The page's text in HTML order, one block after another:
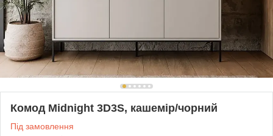
Комод Midnight 3D3S, кашемір/чорний
Під замовлення